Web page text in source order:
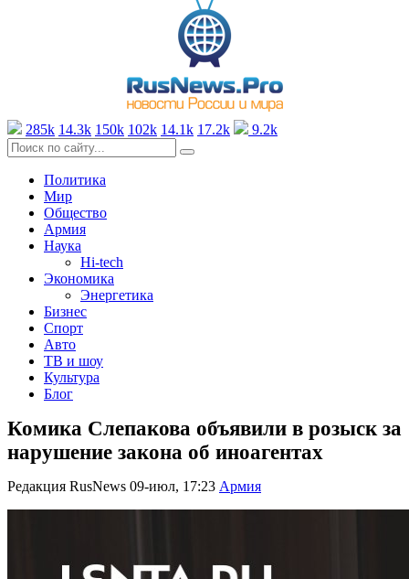
285k 14.3k 150k 102k 14.1k 17.2k 9.2k
Политика
Мир
Общество
Армия
Наука
Hi-tech
Экономика
Энергетика
Бизнес
Спорт
Авто
ТВ и шоу
Культура
Блог
Комика Слепакова объявили в розыск за
нарушение закона об иноагентах
Редакция RusNews 09-июл, 17:23 Армия